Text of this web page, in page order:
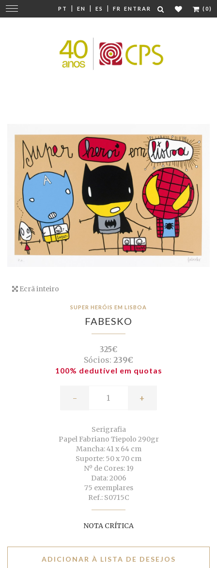
PT | EN | ES | FR ENTRAR (0)
Mudar
navegação
Ecrã inteiro
SUPER HERÓIS EM LISBOA
FABESKO
325€
Sócios: 239€
100% dedutível em quotas
- +
Serigrafia
Papel Fabriano Tiepolo 290gr
Mancha: 41 x 64 cm
Suporte: 50 x 70 cm
Nº de Cores: 19
Data: 2006
75 exemplares
Ref.: S0715C
NOTA CRÍTICA
ADICIONAR À LISTA DE DESEJOS